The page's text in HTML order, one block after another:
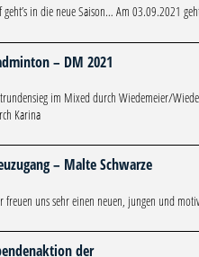
geht’s in die neue Saison… Am 03.09.2021
– DM 2021
im Mixed durch Wiedemeier/
Karina
– Malte Schwarze
freuen uns sehr einen neuen, jungen und
der